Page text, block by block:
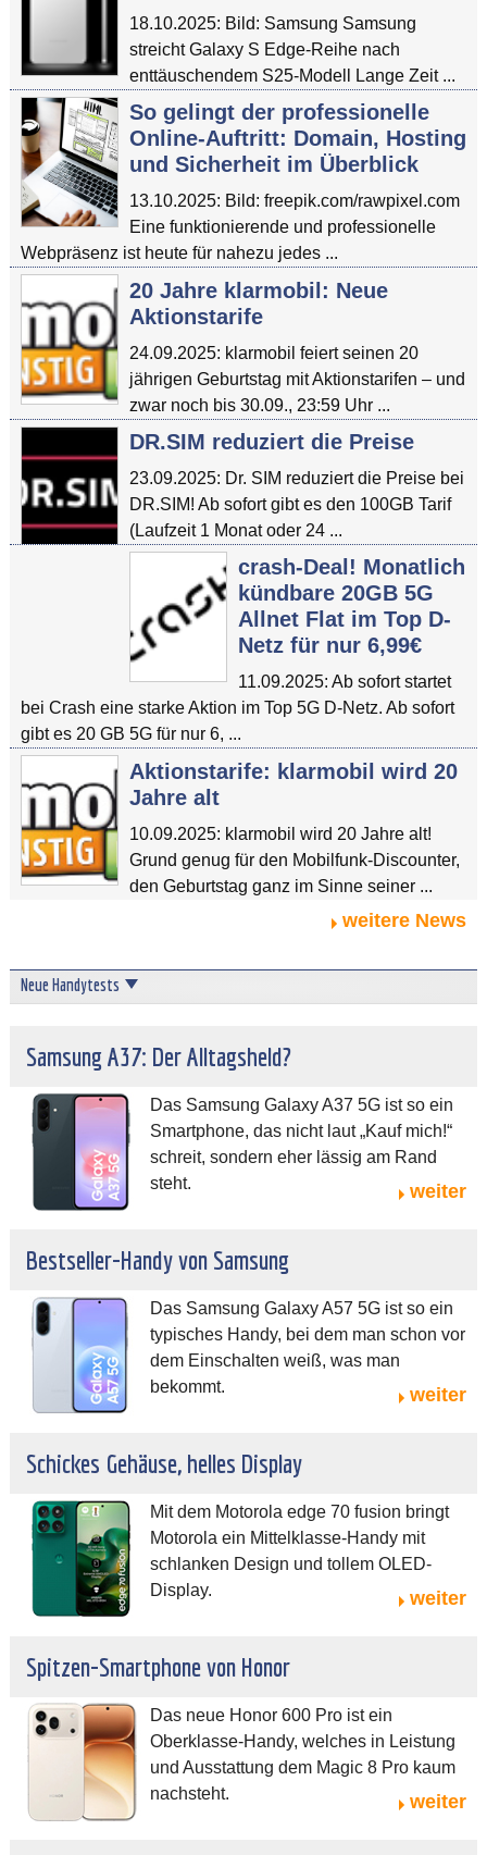
18.10.2025: Bild: Samsung Samsung
streicht Galaxy S Edge-Reihe nach
enttäuschendem S25-Modell Lange Zeit ...
So gelingt der professionelle
Online-Auftritt: Domain, Hosting
und Sicherheit im Überblick
13.10.2025: Bild: freepik.com/rawpixel.com
Eine funktionierende und professionelle
Webpräsenz ist heute für nahezu jedes ...
20 Jahre klarmobil: Neue
Aktionstarife
24.09.2025: klarmobil feiert seinen 20
jährigen Geburtstag mit Aktionstarifen – und
zwar noch bis 30.09., 23:59 Uhr ...
DR.SIM reduziert die Preise
23.09.2025: Dr. SIM reduziert die Preise bei
DR.SIM! Ab sofort gibt es den 100GB Tarif
(Laufzeit 1 Monat oder 24 ...
crash-Deal! Monatlich
kündbare 20GB 5G
Allnet Flat im Top D-
Netz für nur 6,99€
11.09.2025: Ab sofort startet
bei Crash eine starke Aktion im Top 5G D-Netz. Ab sofort
gibt es 20 GB 5G für nur 6, ...
Aktionstarife: klarmobil wird 20
Jahre alt
10.09.2025: klarmobil wird 20 Jahre alt!
Grund genug für den Mobilfunk-Discounter,
den Geburtstag ganz im Sinne seiner ...
weitere News
Neue Handytests
Samsung A37: Der Alltagsheld?
Das Samsung Galaxy A37 5G ist so ein
Smartphone, das nicht laut „Kauf mich!“
schreit, sondern eher lässig am Rand
steht.
weiter
Bestseller-Handy von Samsung
Das Samsung Galaxy A57 5G ist so ein
typisches Handy, bei dem man schon vor
dem Einschalten weiß, was man
bekommt.
weiter
Schickes Gehäuse, helles Display
Mit dem Motorola edge 70 fusion bringt
Motorola ein Mittelklasse-Handy mit
schlanken Design und tollem OLED-
Display.
weiter
Spitzen-Smartphone von Honor
Das neue Honor 600 Pro ist ein
Oberklasse-Handy, welches in Leistung
und Ausstattung dem Magic 8 Pro kaum
nachsteht.
weiter